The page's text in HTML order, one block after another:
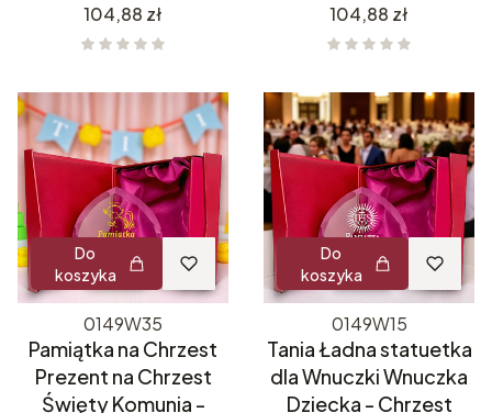
Cena
104,88 zł Cena
104,88 zł
Do
koszyka
0149W35
Pamiątka na Chrzest
Prezent na Chrzest
Święty Komunia -
Do
koszyka
0149W15
Tania Ładna statuetka
dla Wnuczki Wnuczka
Dziecka - Chrzest